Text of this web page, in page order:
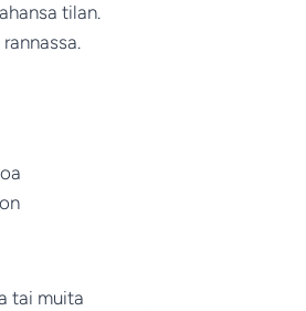
tilan.
tai muita